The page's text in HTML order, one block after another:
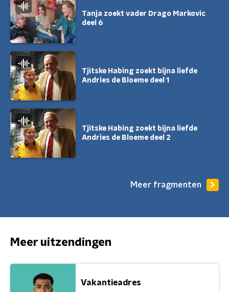
Tanja zoekt vader Drago Markovic
deel 6
Tjitske Habing zoekt bijna liefde
Andries de Bloeme deel 1
Tjitske Habing zoekt bijna liefde
Andries de Bloeme deel 2
Meer fragmenten
Meer uitzendingen
Vakantieadres